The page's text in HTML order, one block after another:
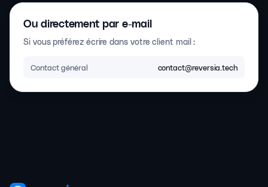
Ou directement par e-mail
Si vous préférez écrire dans votre client mail :
Contact général contact@reversia.tech